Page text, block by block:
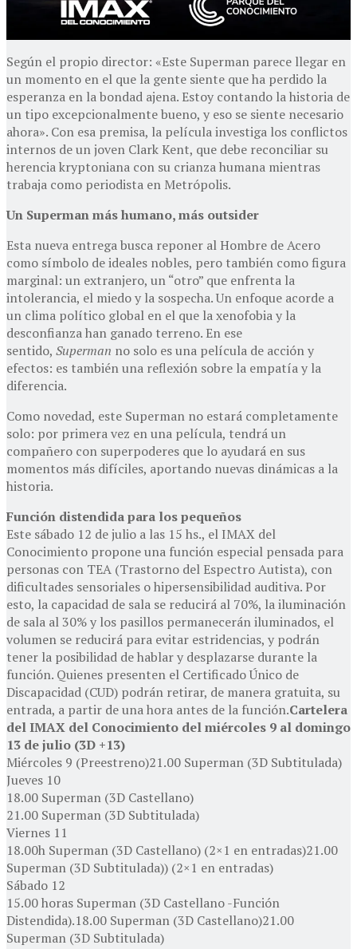
Según el propio director: «Este Superman parece llegar en
un momento en el que la gente siente que ha perdido la
esperanza en la bondad ajena. Estoy contando la historia de
un tipo excepcionalmente bueno, y eso se siente necesario
ahora». Con esa premisa, la película investiga los conflictos
internos de un joven Clark Kent, que debe reconciliar su
herencia kryptoniana con su crianza humana mientras
trabaja como periodista en Metrópolis.
Un Superman más humano, más outsider
Esta nueva entrega busca reponer al Hombre de Acero
como símbolo de ideales nobles, pero también como figura
marginal: un extranjero, un “otro” que enfrenta la
intolerancia, el miedo y la sospecha. Un enfoque acorde a
un clima político global en el que la xenofobia y la
desconfianza han ganado terreno. En ese
sentido, Superman no solo es una película de acción y
efectos: es también una reflexión sobre la empatía y la
diferencia.
Como novedad, este Superman no estará completamente
solo: por primera vez en una película, tendrá un
compañero con superpoderes que lo ayudará en sus
momentos más difíciles, aportando nuevas dinámicas a la
historia.
Función distendida para los pequeños
Este sábado 12 de julio a las 15 hs., el IMAX del
Conocimiento propone una función especial pensada para
personas con TEA (Trastorno del Espectro Autista), con
dificultades sensoriales o hipersensibilidad auditiva. Por
esto, la capacidad de sala se reducirá al 70%, la iluminación
de sala al 30% y los pasillos permanecerán iluminados, el
volumen se reducirá para evitar estridencias, y podrán
tener la posibilidad de hablar y desplazarse durante la
función. Quienes presenten el Certificado Único de
Discapacidad (CUD) podrán retirar, de manera gratuita, su
entrada, a partir de una hora antes de la función.Cartelera
del IMAX del Conocimiento del miércoles 9 al domingo
13 de julio (3D +13)
Miércoles 9 (Preestreno)21.00 Superman (3D Subtitulada)
Jueves 10
18.00 Superman (3D Castellano)
21.00 Superman (3D Subtitulada)
Viernes 11
18.00h Superman (3D Castellano) (2×1 en entradas)21.00
Superman (3D Subtitulada)) (2×1 en entradas)
Sábado 12
15.00 horas Superman (3D Castellano -Función
Distendida).18.00 Superman (3D Castellano)21.00
Superman (3D Subtitulada)